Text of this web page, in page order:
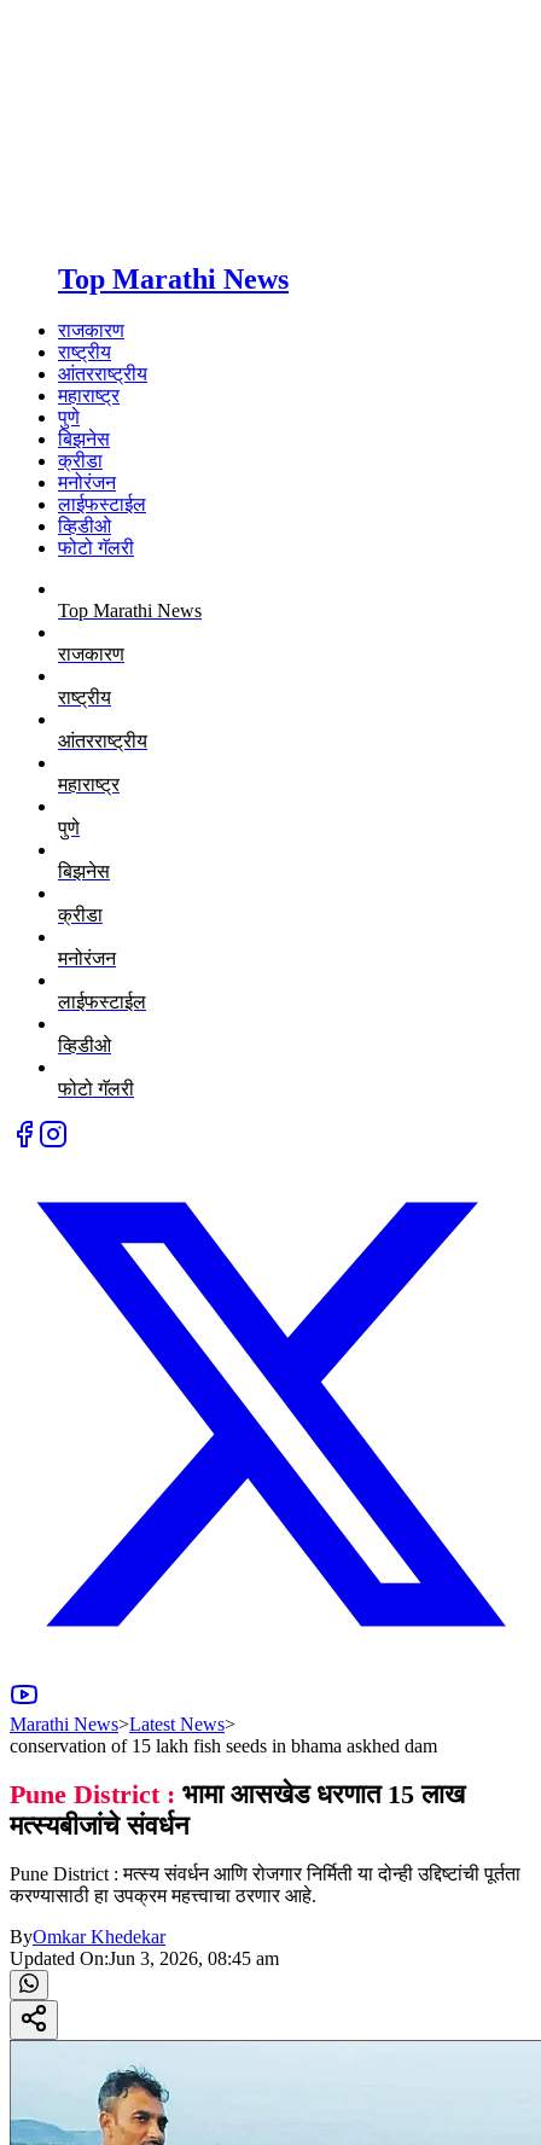
Top Marathi News
राजकारण
राष्ट्रीय
आंतरराष्ट्रीय
महाराष्ट्र
पुणे
बिझनेस
क्रीडा
मनोरंजन
लाईफस्टाईल
व्हिडीओ
फोटो गॅलरी
Top Marathi News
राजकारण
राष्ट्रीय
आंतरराष्ट्रीय
महाराष्ट्र
पुणे
बिझनेस
क्रीडा
मनोरंजन
लाईफस्टाईल
व्हिडीओ
फोटो गॅलरी
Marathi News>Latest News>
conservation of 15 lakh fish seeds in bhama askhed dam
Pune District : भामा आसखेड धरणात 15 लाख
मत्स्यबीजांचे संवर्धन
Pune District : मत्स्य संवर्धन आणि रोजगार निर्मिती या दोन्ही उद्दिष्टांची पूर्तता
करण्यासाठी हा उपक्रम महत्त्वाचा ठरणार आहे.
ByOmkar Khedekar
Updated On:Jun 3, 2026, 08:45 am